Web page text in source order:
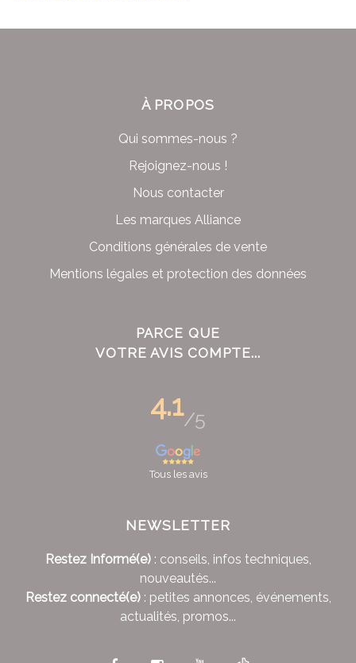
À PROPOS
Qui sommes-nous ?
Rejoignez-nous !
Nous contacter
Les marques Alliance
Conditions générales de vente
Mentions légales et protection des données
PARCE QUE
VOTRE AVIS COMPTE...
4.1/5
Tous les avis
NEWSLETTER
Restez Informé(e): conseils, infos techniques,
nouveautés...
Restez connecté(e): petites annonces, événements,
actualités, promos...